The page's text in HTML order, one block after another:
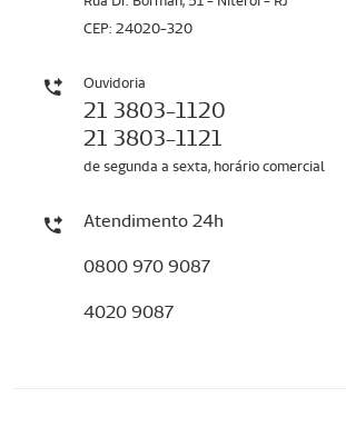
CEP: 24020-320
Ouvidoria
21 3803-1120
21 3803-1121
de segunda a sexta, horário comercial
Atendimento 24h
0800 970 9087
4020 9087